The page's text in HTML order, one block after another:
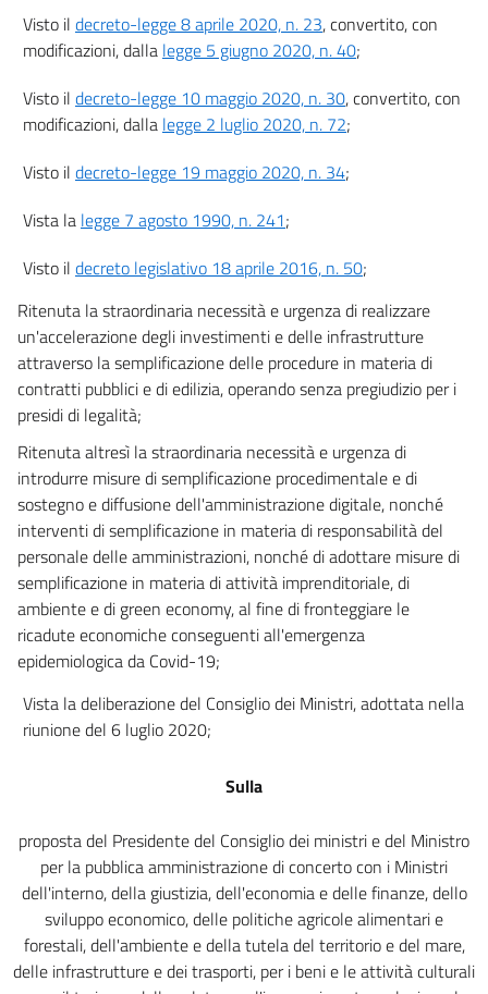
14
16
16 bis
16 ter
Capo II
17
17 bis
18
Semplificazioni concernenti l'organizzazione del sistema
universitario e disposizioni concernenti il Corpo nazionale dei
Vigili del fuoco
19
20
20 bis
Capo IV
Responsabilità
21
22
23
Misure di semplificazione per il sostegno e la diffusione
dell'amministrazione digitale
Cittadinanza digitale e accesso ai servizi digitali della pubblica
amministrazione
23 bis
24
24 bis
25
Visto il decreto-legge 8 aprile 2020, n. 23, convertito, con
modificazioni, dalla legge 5 giugno 2020, n. 40;
Visto il decreto-legge 10 maggio 2020, n. 30, convertito, con
modificazioni, dalla legge 2 luglio 2020, n. 72;
Visto il decreto-legge 19 maggio 2020, n. 34;
Vista la legge 7 agosto 1990, n. 241;
Visto il decreto legislativo 18 aprile 2016, n. 50;
Ritenuta la straordinaria necessità e urgenza di realizzare
un'accelerazione degli investimenti e delle infrastrutture
attraverso la semplificazione delle procedure in materia di
contratti pubblici e di edilizia, operando senza pregiudizio per i
presidi di legalità;
Ritenuta altresì la straordinaria necessità e urgenza di
introdurre misure di semplificazione procedimentale e di
sostegno e diffusione dell'amministrazione digitale, nonché
interventi di semplificazione in materia di responsabilità del
personale delle amministrazioni, nonché di adottare misure di
semplificazione in materia di attività imprenditoriale, di
ambiente e di green economy, al fine di fronteggiare le
ricadute economiche conseguenti all'emergenza
epidemiologica da Covid-19;
Vista la deliberazione del Consiglio dei Ministri, adottata nella
riunione del 6 luglio 2020;
Sulla
proposta del Presidente del Consiglio dei ministri e del Ministro
per la pubblica amministrazione di concerto con i Ministri
dell'interno, della giustizia, dell'economia e delle finanze, dello
sviluppo economico, delle politiche agricole alimentari e
forestali, dell'ambiente e della tutela del territorio e del mare,
delle infrastrutture e dei trasporti, per i beni e le attività culturali